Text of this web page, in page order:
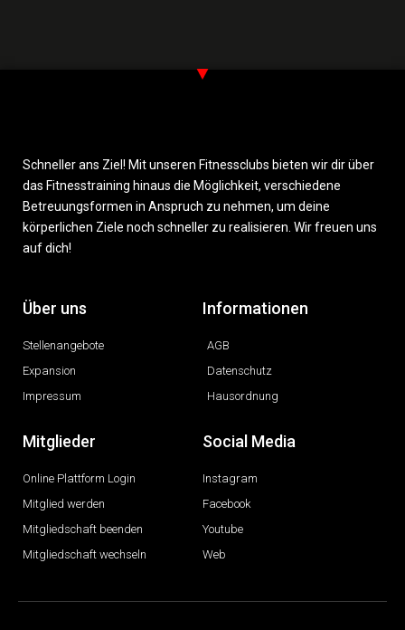
Schneller ans Ziel! Mit unseren Fitnessclubs bieten wir dir über
das Fitnesstraining hinaus die Möglichkeit, verschiedene
Betreuungsformen in Anspruch zu nehmen, um deine
körperlichen Ziele noch schneller zu realisieren. Wir freuen uns
auf dich!
Über uns
Stellenangebote
Expansion
Impressum
Informationen
AGB
Datenschutz
Hausordnung
Mitglieder
Online Plattform Login
Mitglied werden
Mitgliedschaft beenden
Mitgliedschaft wechseln
Social Media
Instagram
Facebook
Youtube
Web